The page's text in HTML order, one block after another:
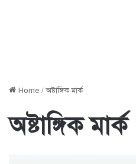
Home /অষ্টাঙ্গিক মার্ক
অষ্টাঙ্গিক মার্ক